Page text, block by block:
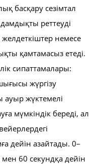
басқару сезімтал
реттеуді
желдеткіштер немесе
қамтамасыз етеді.
сипаттамалары:
жүргізу
ауыр жүктемелі
мүмкіндік береді, ал
дейін азайтады. 0–
60 секундқа дейін